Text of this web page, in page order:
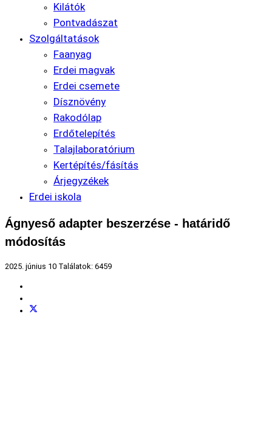
Kilátók
Pontvadászat
Szolgáltatások
Faanyag
Erdei magvak
Erdei csemete
Dísznövény
Rakodólap
Erdőtelepítés
Talajlaboratórium
Kertépítés/fásítás
Árjegyzékek
Erdei iskola
Ágnyeső adapter beszerzése - határidő
módosítás
2025. június 10 Találatok: 6459